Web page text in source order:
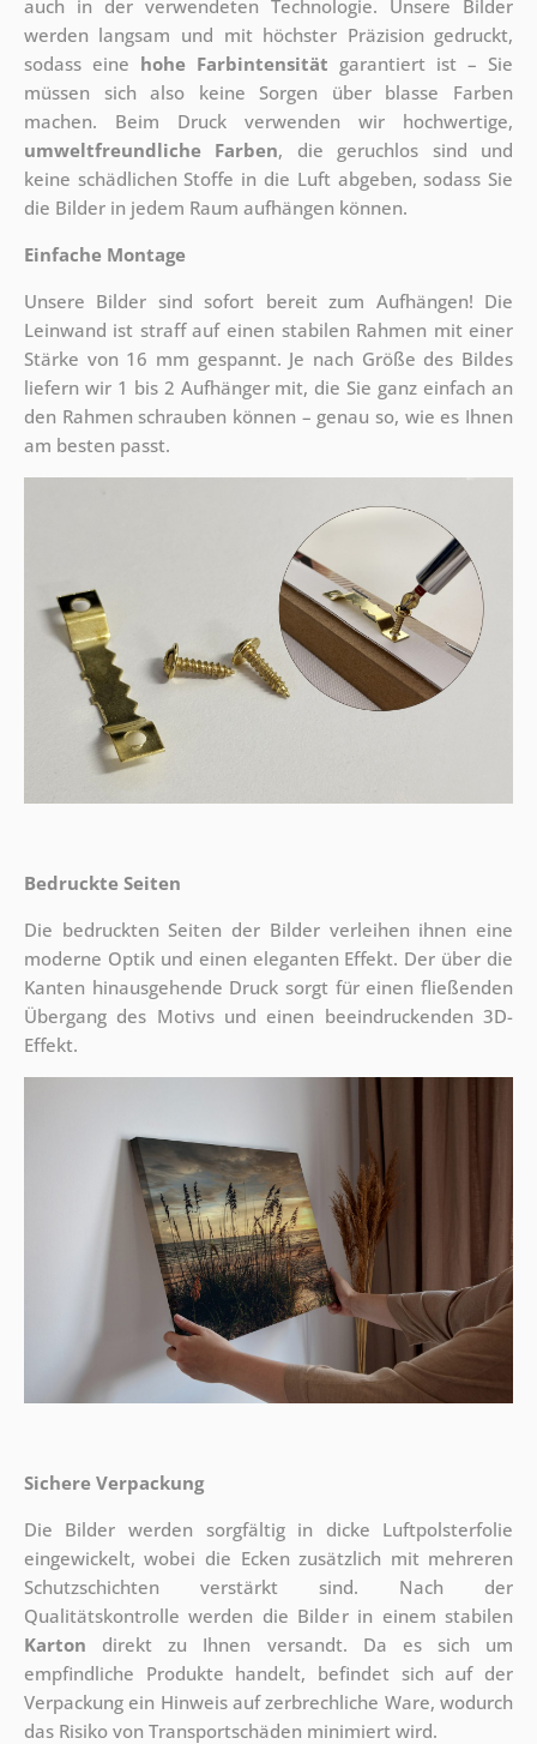
auch in der verwendeten Technologie. Unsere Bilder
werden langsam und mit höchster Präzision gedruckt,
sodass eine hohe Farbintensität garantiert ist – Sie
müssen sich also keine Sorgen über blasse Farben
machen. Beim Druck verwenden wir hochwertige,
umweltfreundliche Farben, die geruchlos sind und
keine schädlichen Stoffe in die Luft abgeben, sodass Sie
die Bilder in jedem Raum aufhängen können.
Einfache Montage
Unsere Bilder sind sofort bereit zum Aufhängen! Die
Leinwand ist straff auf einen stabilen Rahmen mit einer
Stärke von 16 mm gespannt. Je nach Größe des Bildes
liefern wir 1 bis 2 Aufhänger mit, die Sie ganz einfach an
den Rahmen schrauben können – genau so, wie es Ihnen
am besten passt.
Bedruckte Seiten
Die bedruckten Seiten der Bilder verleihen ihnen eine
moderne Optik und einen eleganten Effekt. Der über die
Kanten hinausgehende Druck sorgt für einen fließenden
Übergang des Motivs und einen beeindruckenden 3D-
Effekt.
Sichere Verpackung
Die Bilder werden sorgfältig in dicke Luftpolsterfolie
eingewickelt, wobei die Ecken zusätzlich mit mehreren
Schutzschichten verstärkt sind. Nach der
Qualitätskontrolle werden die Bilder in einem stabilen
Karton direkt zu Ihnen versandt. Da es sich um
empfindliche Produkte handelt, befindet sich auf der
Verpackung ein Hinweis auf zerbrechliche Ware, wodurch
das Risiko von Transportschäden minimiert wird.